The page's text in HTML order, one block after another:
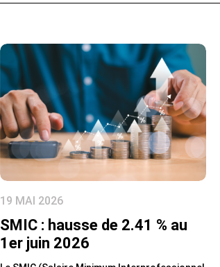
19 MAI 2026
SMIC : hausse de 2.41 % au
1er juin 2026